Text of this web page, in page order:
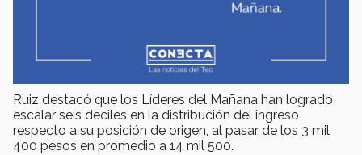
Ruiz destacó que los Líderes del Mañana han logrado
escalar seis deciles en la distribución del ingreso
respecto a su posición de origen, al pasar de los 3 mil
400 pesos en promedio a 14 mil 500.